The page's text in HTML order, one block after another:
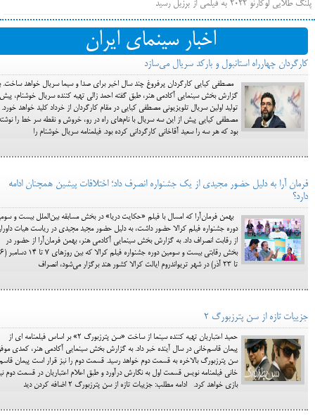
پلنگ طلایی لوکارنو ۲۰۲۲ به فیلمی از برزیل رسید
فهرست فیلم‌های بخش مسابقه جشنواره فیلم ونیز ۲۰۲۲ مشخص شد، سهم پررنگ ایرانی‌ها
بیرون راندن فیلم‌های منتسب به حامیان کرملین از جشنواره کن، راه برای مستقل‌ها باز است
اخبار سینمای ایران
کارگردان چهارراه استانبول و بارکد سریال می‌سازد
مصطفی کیایی کارگردان پرفروغ چند سال اخیر برای صدا و سیما سریال خواهد ساخت.
گزارش بخش سینمایی آکادمی هنر، طبق گفته احمد زالی تهیه کننده سریال خوشنام، پیش
تولید اولین سریال تلویزیونی مصطفی کیایی در مقام کارگردان از خرداد کلید خواهد خورد.
مصطفی کیایی پیش از این سه سریال با نام‌های راه در رو، خروش و نقطه‌ سر خط را
بود که هر سه را سعید آقاخانی کارگردانی کرده بود. فیلمنامه سریال خوشنام را
فرمان آرا به دلیل حضور مجیدی از یک جشنواره انصرف داد؛ اختلافات پیشین همچنان ادامه
دارد؟
بهمن فرمان‌آرا که امسال با فیلم «حکایت دریا» در بخش مسابقه بین‌الملل بیست و
دوره جشنواره فیلم کرالا حضور داشت، به دلیل حضور مجید مجیدی در ریاست هیات
از رقابت انصراف داد. به گزارش بخش سینمایی آکادمی هنر، بهمن فرمان‌آرا از حضور در
بخش رقابتی بیست و سومین
تا ۲۳ آذر) در شهر تریواندروم ایالت کرالا کشور هند برگزار می‌شود، انصراف
جزییات تازه از سن پترزبورگ 2
حمید اعتباریان تهیه کننده سینما از ساخت «سن پترزبورگ ۲» بر اساس فیلمنامه ای از
پیمان قاسم‌خانی در سال آینده خبر داد. به گزارش بخش سینمایی آکادمی هنر، کمدی
سن پترزبورگ بالاخره به قسمت دوم خواهد رسید. قسمت دوم را نیز قرار است پیمان
خانی فیلمنامه نویس قسمت اول به نگارش درآورد و طبق اعلام اعتباریان در قسمت دوم
بازی خواهد کرد. ادامه مطلب: جزییات تازه از سن پترزبورگ 2 اضافه کردن دید